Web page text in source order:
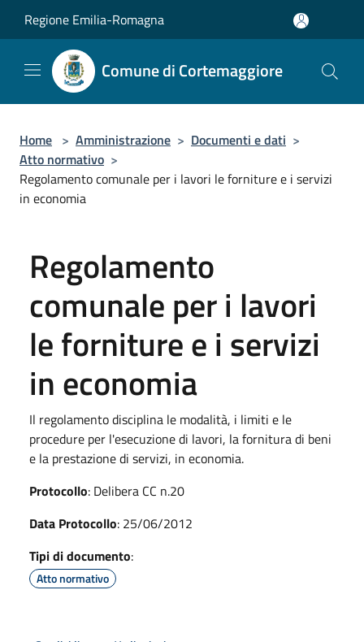
Regione Emilia-Romagna
Comune di Cortemaggiore
Home > Amministrazione > Documenti e dati >
Atto normativo >
Regolamento comunale per i lavori le forniture e i servizi
in economia
Regolamento
comunale per i lavori
le forniture e i servizi
in economia
Il regolamento disciplina le modalità, i limiti e le
procedure per l'esecuzione di lavori, la fornitura di beni
e la prestazione di servizi, in economia.
Protocollo: Delibera CC n.20
Data Protocollo: 25/06/2012
Tipi di documento:
Atto normativo